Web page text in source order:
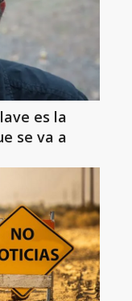
es la
se va a